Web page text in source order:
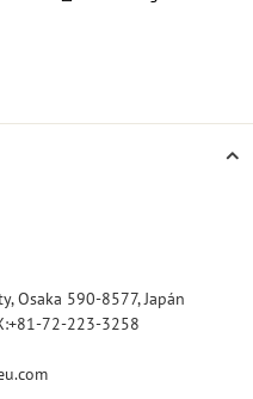
Osaka 590-8577, Japán
72-223-3258